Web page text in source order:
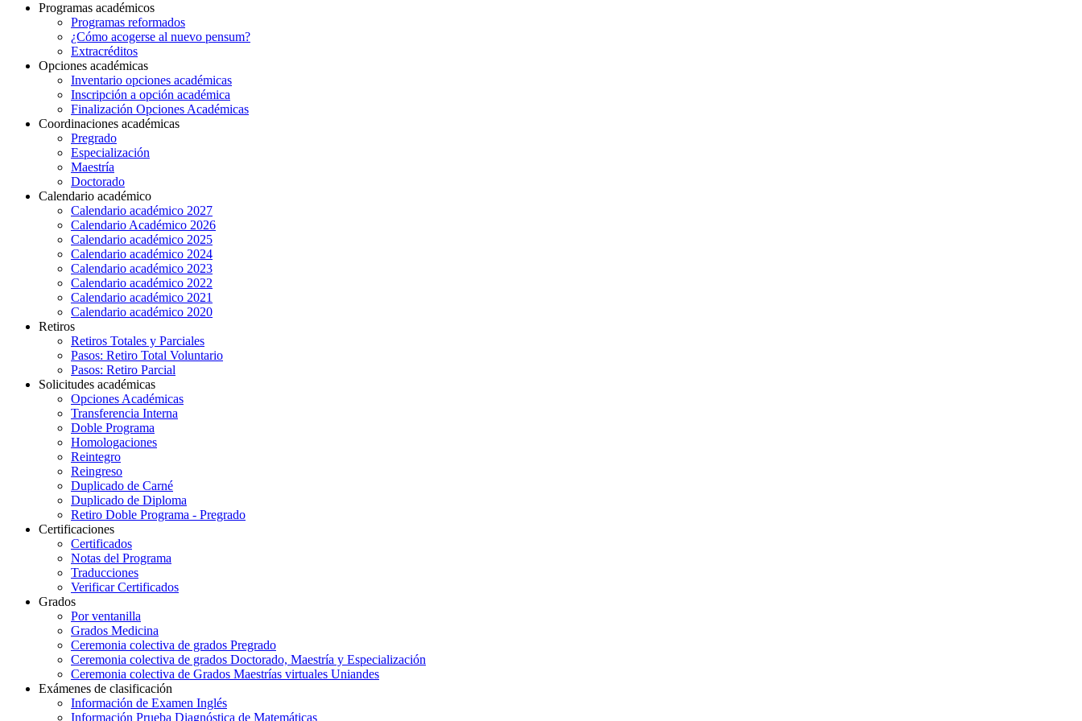
Programas académicos
Programas reformados
¿Cómo acogerse al nuevo pensum?
Extracréditos
Opciones académicas
Inventario opciones académicas
Inscripción a opción académica
Finalización Opciones Académicas
Coordinaciones académicas
Pregrado
Especialización
Maestría
Doctorado
Calendario académico
Calendario académico 2027
Calendario Académico 2026
Calendario académico 2025
Calendario académico 2024
Calendario académico 2023
Calendario académico 2022
Calendario académico 2021
Calendario académico 2020
Retiros
Retiros Totales y Parciales
Pasos: Retiro Total Voluntario
Pasos: Retiro Parcial
Solicitudes académicas
Opciones Académicas
Transferencia Interna
Doble Programa
Homologaciones
Reintegro
Reingreso
Duplicado de Carné
Duplicado de Diploma
Retiro Doble Programa - Pregrado
Certificaciones
Certificados
Notas del Programa
Traducciones
Verificar Certificados
Grados
Por ventanilla
Grados Medicina
Ceremonia colectiva de grados Pregrado
Ceremonia colectiva de grados Doctorado, Maestría y Especialización
Ceremonia colectiva de Grados Maestrías virtuales Uniandes
Exámenes de clasificación
Información de Examen Inglés
Información Prueba Diagnóstica de Matemáticas